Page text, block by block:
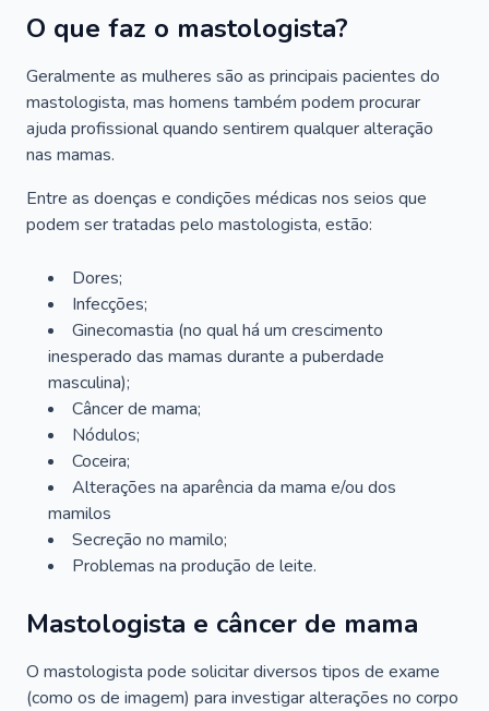
O que faz o mastologista?
Geralmente as mulheres são as principais pacientes do
mastologista, mas homens também podem procurar
ajuda profissional quando sentirem qualquer alteração
nas mamas.
Entre as doenças e condições médicas nos seios que
podem ser tratadas pelo mastologista, estão:
Dores;
Infecções;
Ginecomastia (no qual há um crescimento
inesperado das mamas durante a puberdade
masculina);
Câncer de mama;
Nódulos;
Coceira;
Alterações na aparência da mama e/ou dos
mamilos
Secreção no mamilo;
Problemas na produção de leite.
Mastologista e câncer de mama
O mastologista pode solicitar diversos tipos de exame
(como os de imagem) para investigar alterações no corpo